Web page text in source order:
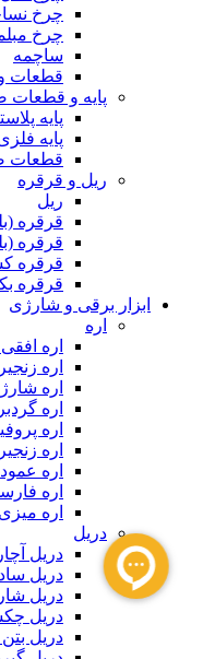
چرخ
چرخ
ساچمه
قطعات
پایه و قطعات
پایه
پایه
قطعات
ریل و قرقره
ریل
قرقره
قرقره
قرقره
قرقره
ابزار برقی و شارژی
اره
اره افقی
اره
اره
اره گردبر
اره
اره
اره
اره
اره میزی
دریل
دریل
دریل
دریل
دریل
دریل